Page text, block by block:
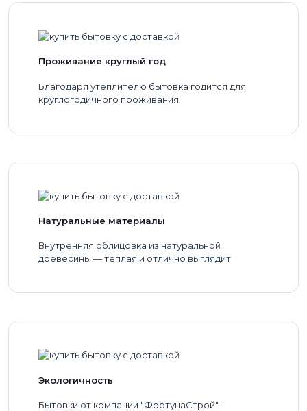
Проживание круглый год
Благодаря утеплителю бытовка годится для
круглогодичного проживания
Натуральные материалы
Внутренняя облицовка из натуральной
древесины — теплая и отлично выглядит
Экологичность
Бытовки от компании "ФортунаСтрой" -